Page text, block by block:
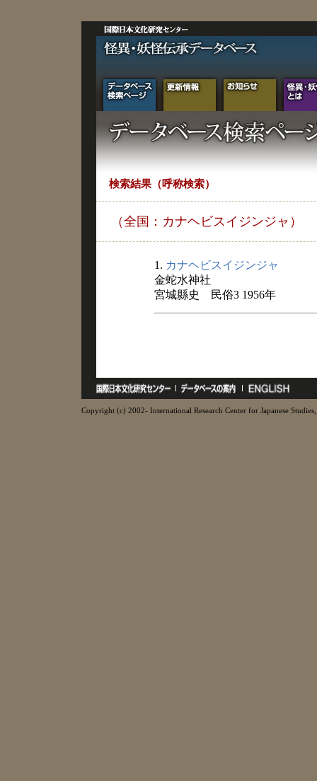
検索結果（呼称検索）
（全国：カナヘビスイジンジャ）
1. カナヘビスイジンジャ
金蛇水神社
宮城縣史 民俗3 1956年
Copyright (c) 2002- International Research Center for Japanese